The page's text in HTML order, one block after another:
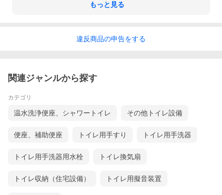
もっと見る
違反商品の申告をする
関連ジャンルから探す
カテゴリ
温水洗浄便座、シャワートイレ その他トイレ設備
便座、補助便座 トイレ用手すり トイレ用手洗器
トイレ用手洗器用水栓 トイレ換気扇
トイレ収納（住宅設備） トイレ用擬音装置